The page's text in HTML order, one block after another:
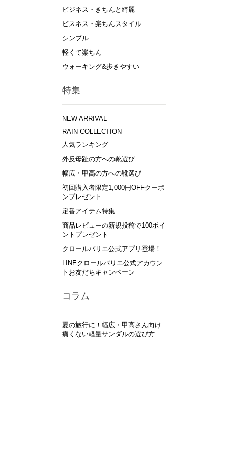
ビジネス・きちんと綺麗
ビスネス・楽ちんスタイル
シンプル
軽くて楽ちん
ウォーキング&歩きやすい
特集
NEW ARRIVAL
RAIN COLLECTION
人気ランキング
外反母趾の方への靴選び
幅広・甲高の方への靴選び
初回購入者限定1,000円OFFクーポ
ンプレゼント
定番アイテム特集
商品レビューの新規投稿で100ポイ
ントプレゼント
クロールバリエ公式アプリ登場！
LINEクロールバリエ公式アカウン
トお友だちキャンペーン
コラム
夏の旅行に！幅広・甲高さん向け
痛くない軽量サンダルの選び方